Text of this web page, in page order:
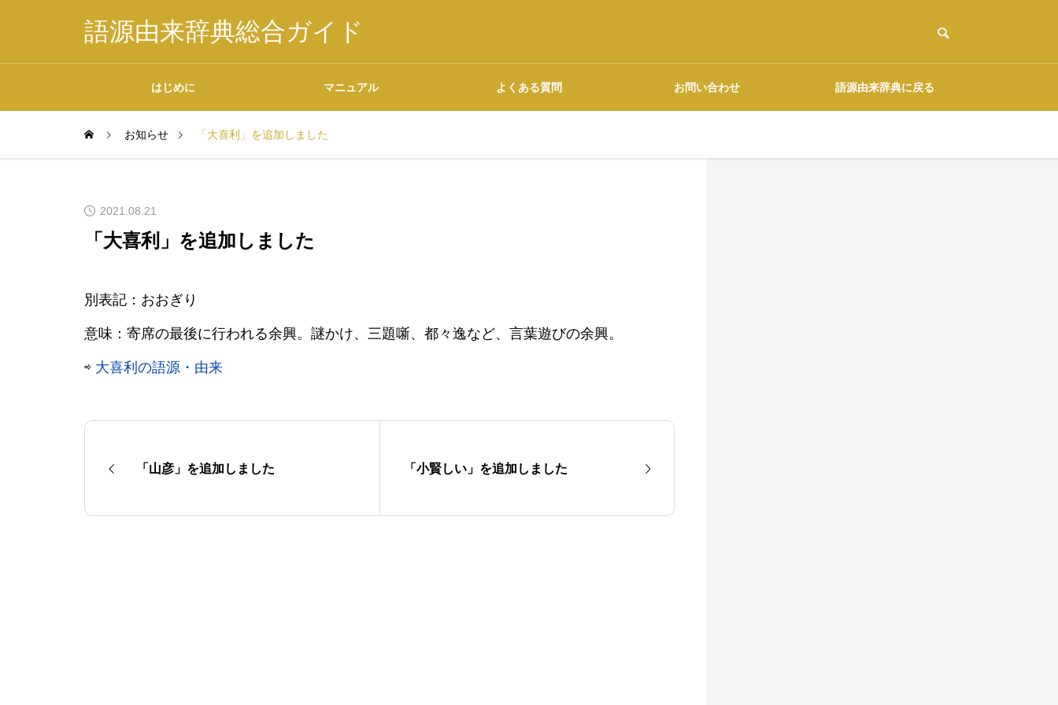
語源由来辞典総合ガイド
はじめに マニュアル よくある質問 お問い合わせ 語源由来辞典に戻る
お知らせ 「大喜利」を追加しました
2021.08.21
「大喜利」を追加しました
別表記：おおぎり
意味：寄席の最後に行われる余興。謎かけ、三題噺、都々逸など、言葉遊びの余興。
⇨ 大喜利の語源・由来
「山彦」を追加しました 「小賢しい」を追加しました